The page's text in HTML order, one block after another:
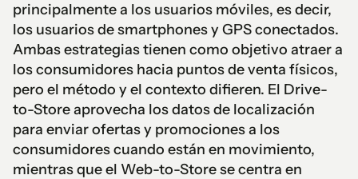
principalmente a los usuarios móviles, es decir,
los usuarios de smartphones y GPS conectados.
Ambas estrategias tienen como objetivo atraer a
los consumidores hacia puntos de venta físicos,
pero el método y el contexto difieren. El Drive-
to-Store aprovecha los datos de localización
para enviar ofertas y promociones a los
consumidores cuando están en movimiento,
mientras que el Web-to-Store se centra en